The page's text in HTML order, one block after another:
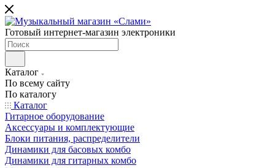
Готовый интернет-магазин электроники
Каталог
По всему сайту
По каталогу
Каталог
Гитарное оборудование
Аксессуары и комплектующие
Блоки питания, распределители
Динамики для басовых комбо
Динамики для гитарных комбо